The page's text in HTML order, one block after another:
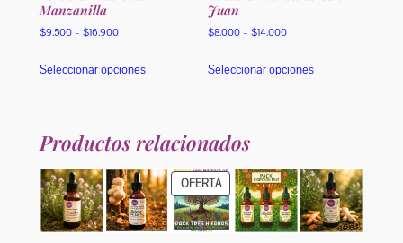
Manzanilla
$9.500– $16.900Rango
precios:
Seleccionar opcionesproducto
variantes.
Las
opciones
se
pueden
elegir
Juan
$8.000 – $14.000Rango
precios:
Seleccionar opcionesproducto
opciones
se
pueden
elegir
Productos relacionados
OFERTAPRODUCTO
EN
OFERTA